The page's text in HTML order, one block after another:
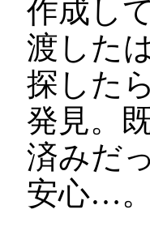
作成し
渡した
探した
発見。
済みだ
安心…